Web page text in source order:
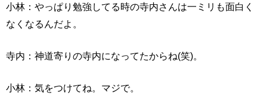
小林：やっぱり勉強してる時の寺内さんは一ミリも面白く
なくなるんだよ。
寺内：神道寄りの寺内になってたからね(笑)。
小林：気をつけてね。マジで。